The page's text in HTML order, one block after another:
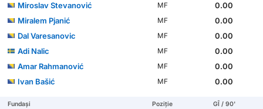
Miroslav Stevanović
MF
0.00
Miralem Pjanić
MF
0.00
Dal Varesanovic
MF
0.00
Adi Nalic
MF
0.00
Amar Rahmanović
MF
0.00
Ivan Bašić
MF 0.00
Fundași Poziție GÎ / 90'